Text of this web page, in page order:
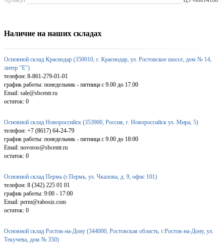
Наличие на наших складах
Основной склад Краснодар (350010, г. Краснодар, ул. Ростовское шоссе, дом № 14,
литер "Е")
телефон: 8-861-279-01-01
график работы: понедельник - пятница с 9.00 до 17.00
Email: sale@sbcentr.ru
остаток: 0
Основной склад Новороссийск (353900, Россия, г. Новороссийск ул. Мира, 5)
телефон: +7 (8617) 64-24-79
график работы: понедельник - пятница с 9.00 до 18:00
Email: novoros@sbcentr.ru
остаток: 0
Основной склад Пермь (г.Пермь, ул. Чкалова, д. 9, офис 101)
телефон: 8 (342) 225 01 01
график работы: 9:00 - 17:00
Email: perm@rabosiz.com
остаток: 0
Основной склад Ростов-на-Дону (344000, Ростовская область, г.Ростов-на-Дону, ул.
Текучева, дом № 350)